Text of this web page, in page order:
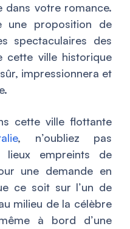
dans votre romance.
une proposition de
spectaculaires des
cette ville historique
impressionnera et
cette ville flottante
, n’oubliez pas
lieux empreints de
une demande en
ce soit sur l’un de
milieu de la célèbre
à bord d’une